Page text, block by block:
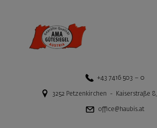
+43 7416 503 – 0
3252 Petzenkirchen - Kaiserstraße 8,
office@haubis.at